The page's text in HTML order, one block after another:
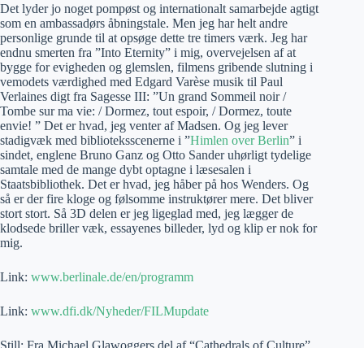
Det lyder jo noget pompøst og internationalt samarbejde agtigt
som en ambassadørs åbningstale. Men jeg har helt andre
personlige grunde til at opsøge dette tre timers værk. Jeg har
endnu smerten fra ”Into Eternity” i mig, overvejelsen af at
bygge for evigheden og glemslen, filmens gribende slutning i
vemodets værdighed med Edgard Varèse musik til Paul
Verlaines digt fra Sagesse III: ”Un grand Sommeil noir /
Tombe sur ma vie: / Dormez, tout espoir, / Dormez, toute
envie! ” Det er hvad, jeg venter af Madsen. Og jeg lever
stadigvæk med biblioteksscenerne i ”Himlen over Berlin” i
sindet, englene Bruno Ganz og Otto Sander uhørligt tydelige
samtale med de mange dybt optagne i læsesalen i
Staatsbibliothek. Det er hvad, jeg håber på hos Wenders. Og
så er der fire kloge og følsomme instruktører mere. Det bliver
stort stort. Så 3D delen er jeg ligeglad med, jeg lægger de
klodsede briller væk, essayenes billeder, lyd og klip er nok for
mig.
Link: www.berlinale.de/en/programm
Link: www.dfi.dk/Nyheder/FILMupdate
Still: Fra Michael Glawoggers del af “Cathedrals of Culture”,